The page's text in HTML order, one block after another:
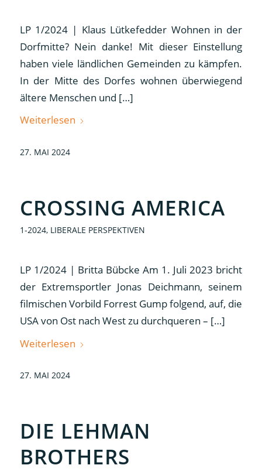
LP 1/2024 | Klaus Lütkefedder Wohnen in der
Dorfmitte? Nein danke! Mit dieser Einstellung
haben viele ländlichen Gemeinden zu kämpfen.
In der Mitte des Dorfes wohnen überwiegend
ältere Menschen und […]
Weiterlesen
27. MAI 2024
CROSSING AMERICA
1-2024, LIBERALE PERSPEKTIVEN
LP 1/2024 | Britta Bübcke Am 1. Juli 2023 bricht
der Extremsportler Jonas Deichmann, seinem
filmischen Vorbild Forrest Gump folgend, auf, die
USA von Ost nach West zu durchqueren – […]
Weiterlesen
27. MAI 2024
DIE LEHMAN
BROTHERS